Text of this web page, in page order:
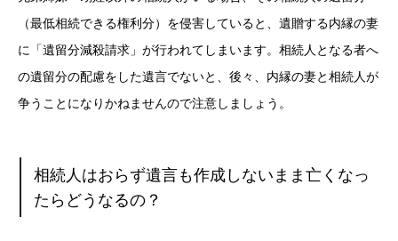
（最低相続できる権利分）を侵害していると、遺贈する内縁の妻
に「遺留分減殺請求」が行われてしまいます。相続人となる者へ
の遺留分の配慮をした遺言でないと、後々、内縁の妻と相続人が
争うことになりかねませんので注意しましょう。
相続人はおらず遺言も作成しないまま亡くなっ
たらどうなるの？